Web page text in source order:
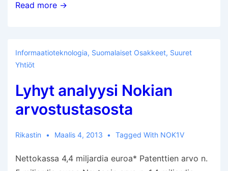
Kaikki
Read more →
Informaatioteknologia, Suomalaiset Osakkeet, Suuret
Yhtiöt
Lyhyt analyysi Nokian
arvostustasosta
Rikastin Maalis 4, 2013 Tagged With NOK1V
Nettokassa 4,4 miljardia euroa* Patenttien arvo n.